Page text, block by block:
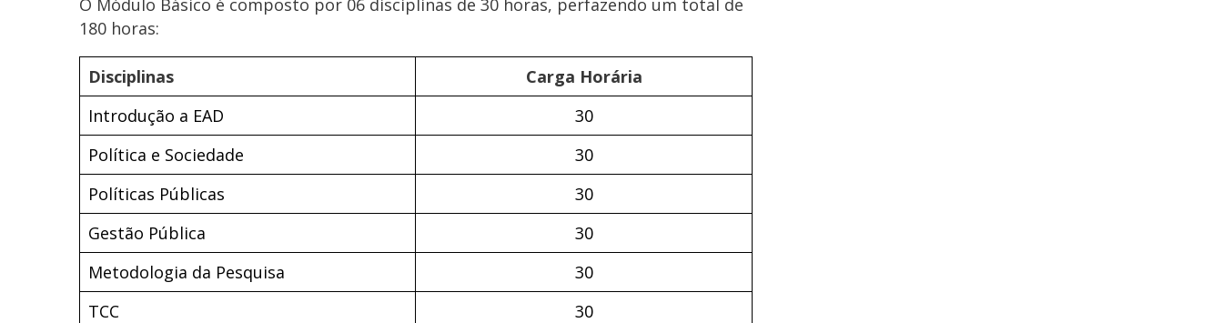
O Módulo Básico é composto por 06 disciplinas de 30 horas, perfazendo um total de
180 horas:
Disciplinas
Carga Horária
Introdução a EAD
30
Política e Sociedade
30
Políticas Públicas
30
Gestão Pública
30
Metodologia da Pesquisa
30
TCC
30